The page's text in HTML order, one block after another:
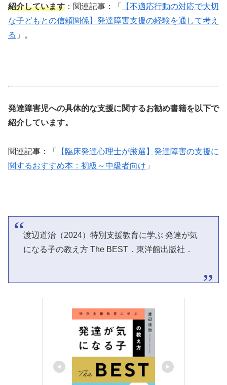
紹介しています ：関連記事：「
【不適応行動の対応で大切
な子どもとの信頼関係】発達障害支援の経験を通して考え
る 」。
発達障害児への具体的な支援に関するお勧め書籍を以下で
紹介しています。
関連記事：「
【臨床発達心理士が厳選】発達障害の支援に
関するおすすめ本：初級～中級者向け 」
渡辺道治（2024）特別支援教育に学ぶ 発達が気
になる子の教え方 The BEST．東洋館出版社．